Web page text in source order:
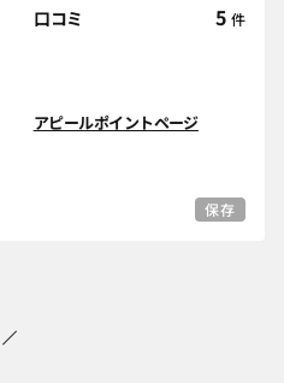
口コミ
5 件
アピールポイントページ
保存